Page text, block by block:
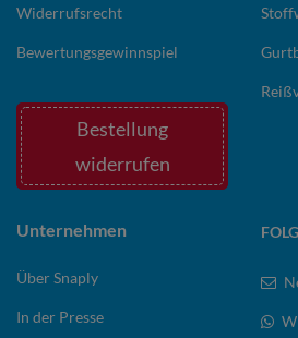
Widerrufsrecht
Bewertungsgewinnspiel
Bestellung
widerrufen
Unternehmen
Über Snaply
In der Presse